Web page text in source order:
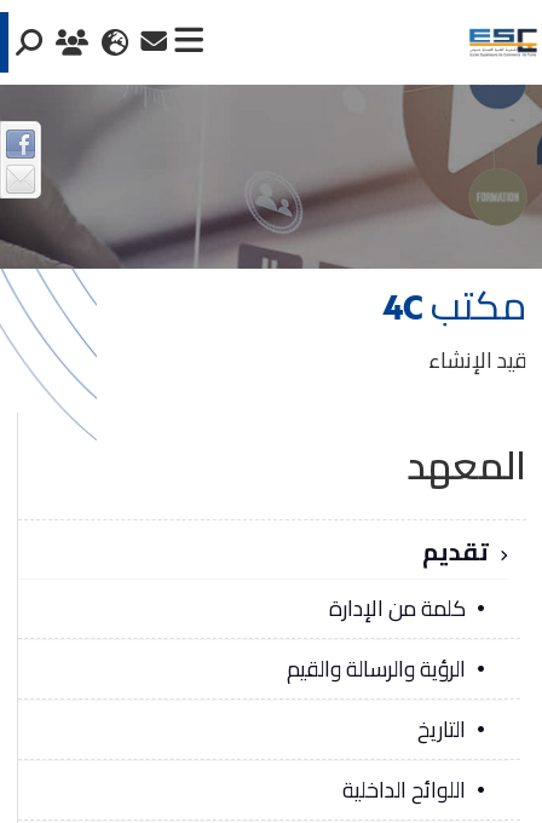
المعهد
تقديم
كلمة من الإدارة
الرؤية والرسالة والقيم
التاريخ
اللوائح الداخلية
مكتب 4C
قيد الإنشاء